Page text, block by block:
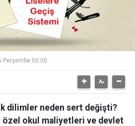
Perşembe 00:00
dilimler neden sert değişti?
özel okul maliyetleri ve devlet